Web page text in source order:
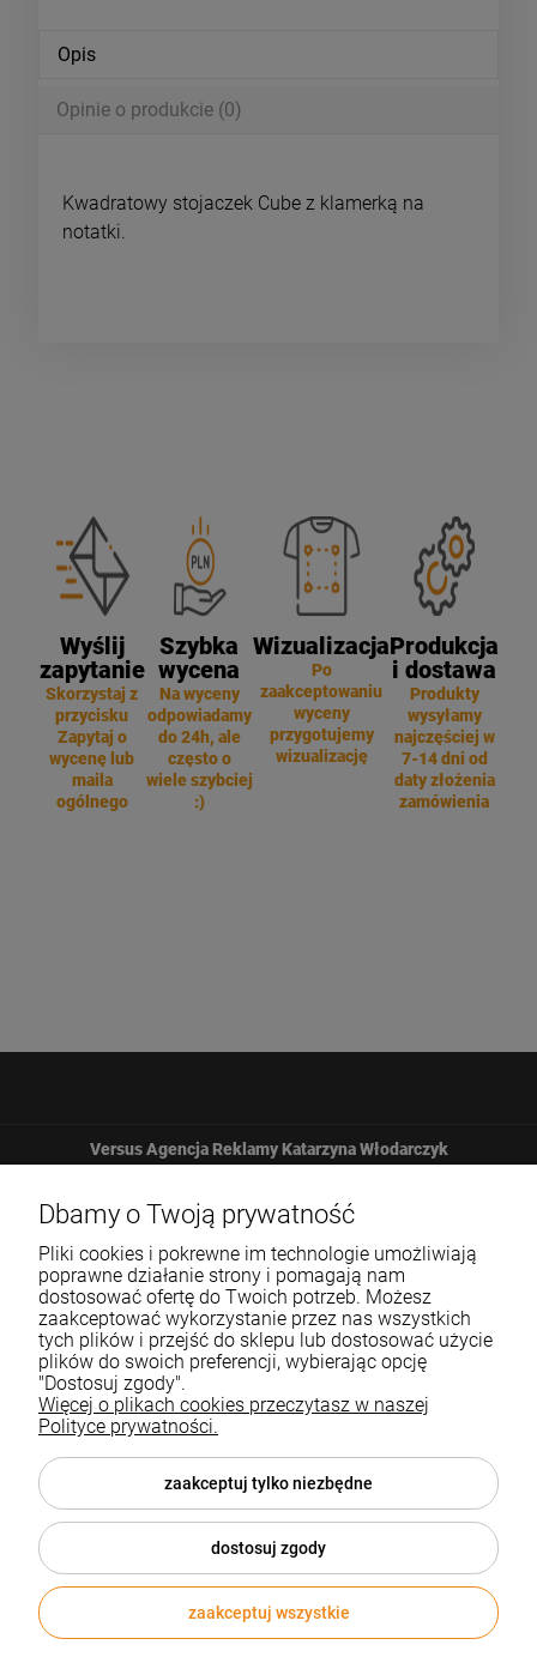
Opis
Opinie o produkcie (0)
Kwadratowy stojaczek Cube z klamerką na
notatki.
Wyślij
zapytanie
Skorzystaj z
przycisku
Zapytaj o
wycenę lub
maila
ogólnego
Szybka
wycena
Na wyceny
odpowiadamy
do 24h, ale
często o
wiele szybciej
:)
Wizualizacja
Po
zaakceptowaniu
wyceny
przygotujemy
wizualizację
Produkcja
i dostawa
Produkty
wysyłamy
najczęściej w
7-14 dni od
daty złożenia
zamówienia
Versus Agencja Reklamy Katarzyna Włodarczyk
Żbicka 161
32-065 Krzeszowice
12 307 25 82
Pomoc
Blog
O nas
Dbamy o Twoją prywatność
Pliki cookies i pokrewne im technologie umożliwiają
poprawne działanie strony i pomagają nam
dostosować ofertę do Twoich potrzeb. Możesz
zaakceptować wykorzystanie przez nas wszystkich
tych plików i przejść do sklepu lub dostosować użycie
plików do swoich preferencji, wybierając opcję
"Dostosuj zgody".
Więcej o plikach cookies przeczytasz w naszej
Polityce prywatności.
zaakceptuj tylko niezbędne
dostosuj zgody
zaakceptuj wszystkie